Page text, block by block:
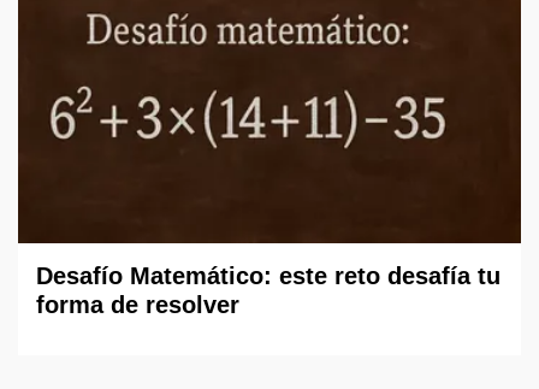
Desafío Matemático: este reto desafía tu
forma de resolver